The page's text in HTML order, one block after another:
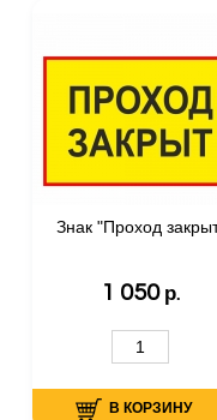
Знак "Проход
1 050 р.
В КОРЗИНУ